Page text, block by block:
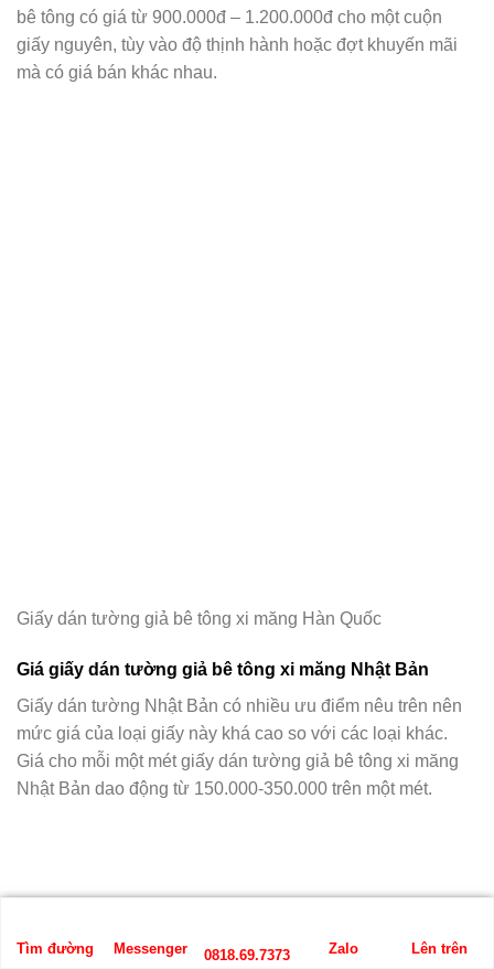
bê tông có giá từ 900.000đ – 1.200.000đ cho một cuộn
giấy nguyên, tùy vào độ thịnh hành hoặc đợt khuyến mãi
mà có giá bán khác nhau.
Giấy dán tường giả bê tông xi măng Hàn Quốc
Giá giấy dán tường giả bê tông xi măng Nhật Bản
Giấy dán tường Nhật Bản có nhiều ưu điểm nêu trên nên
mức giá của loại giấy này khá cao so với các loại khác.
Giá cho mỗi một mét giấy dán tường giả bê tông xi măng
Nhật Bản dao động từ 150.000-350.000 trên một mét.
Tìm đường Messenger 0818.69.7373 Zalo Lên trên